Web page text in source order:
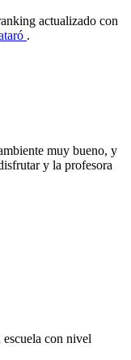
actualizado con
.
muy bueno, y
y la profesora
con nivel